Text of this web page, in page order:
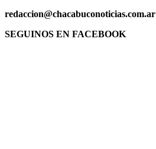
redaccion@chacabuconoticias.com.ar
SEGUINOS EN FACEBOOK